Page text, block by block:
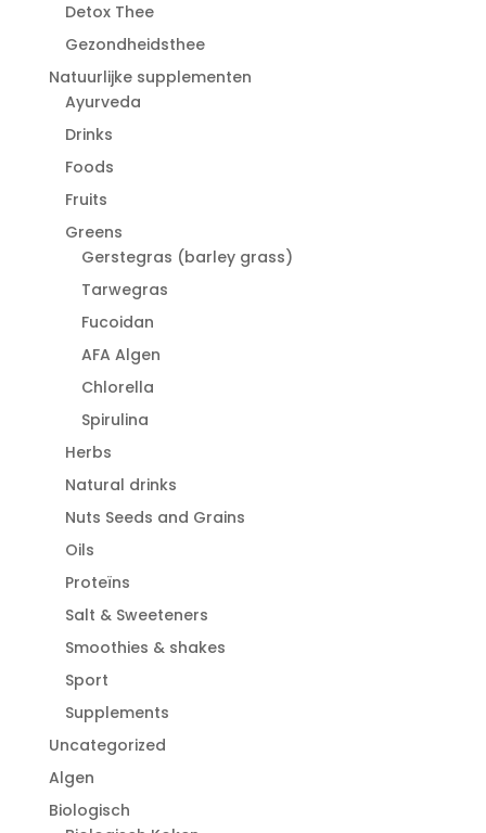
Detox Thee
Gezondheidsthee
Natuurlijke supplementen
Ayurveda
Drinks
Foods
Fruits
Greens
Gerstegras (barley grass)
Tarwegras
Fucoidan
AFA Algen
Chlorella
Spirulina
Herbs
Natural drinks
Nuts Seeds and Grains
Oils
Proteïns
Salt & Sweeteners
Smoothies & shakes
Sport
Supplements
Uncategorized
Algen
Biologisch